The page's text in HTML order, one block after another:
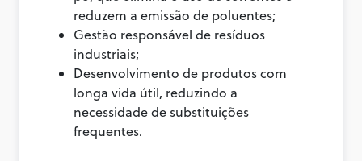
reduzem a emissão de poluentes;
Gestão responsável de resíduos
industriais;
Desenvolvimento de produtos com
longa vida útil, reduzindo a
necessidade de substituições
frequentes.